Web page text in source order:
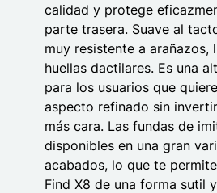
calidad y protege
parte trasera. Suave al
muy resistente a arañazos,
huellas dactilares. Es una
para los usuarios que
aspecto refinado sin
más cara. Las fundas de
disponibles en una gran
acabados, lo que te
Find X8 de una forma sutil